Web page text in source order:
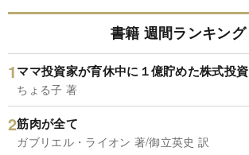
書籍 週間ランキング
ママ投資家が育休中に１億貯めた株式投資
ちょる子 著
筋肉が全て
ガブリエル・ライオン 著/御立英史 訳